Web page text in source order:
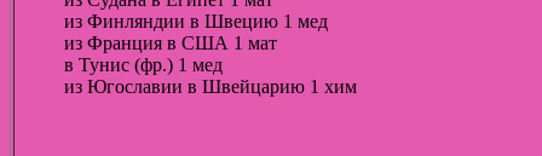
из Финляндии в Швецию 1 мед
из Франция в США 1 мат
в Тунис (фр.) 1 мед
из Югославии в Швейцарию 1 хим